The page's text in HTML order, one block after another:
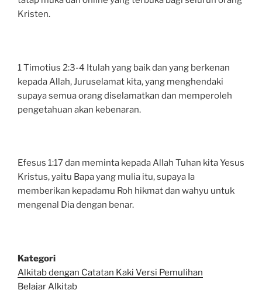
Kristen.
1 Timotius 2:3-4 Itulah yang baik dan yang berkenan
kepada Allah, Juruselamat kita, yang menghendaki
supaya semua orang diselamatkan dan memperoleh
pengetahuan akan kebenaran.
Efesus 1:17 dan meminta kepada Allah Tuhan kita Yesus
Kristus, yaitu Bapa yang mulia itu, supaya Ia
memberikan kepadamu Roh hikmat dan wahyu untuk
mengenal Dia dengan benar.
Kategori
Alkitab dengan Catatan Kaki Versi Pemulihan
Belajar Alkitab